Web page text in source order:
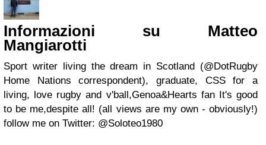
Informazioni su Matteo
Mangiarotti
Sport writer living the dream in Scotland (@DotRugby
Home Nations correspondent), graduate, CSS for a
living, love rugby and v'ball,Genoa&Hearts fan It's good
to be me,despite all! (all views are my own - obviously!)
follow me on Twitter: @Soloteo1980